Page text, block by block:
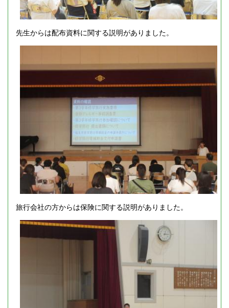
先生からは配布資料に関する説明がありました。
旅行会社の方からは保険に関する説明がありました。